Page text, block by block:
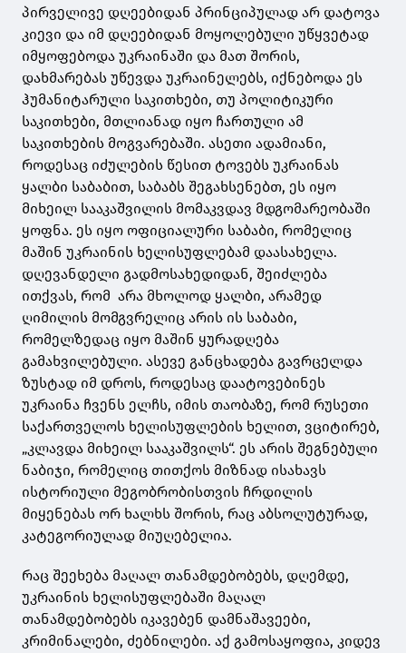
პირველივე დღეებიდან პრინციპულად არ დატოვა
კიევი და იმ დღეებიდან მოყოლებული უწყვეტად
იმყოფებოდა უკრაინაში და მათ შორის,
დახმარებას უწევდა უკრაინელებს, იქნებოდა ეს
ჰუმანიტარული საკითხები, თუ პოლიტიკური
საკითხები, მთლიანად იყო ჩართული ამ
საკითხების მოგვარებაში. ასეთი ადამიანი,
როდესაც იძულების წესით ტოვებს უკრაინას
ყალბი საბაბით, საბაბს შეგახსენებთ, ეს იყო
მიხეილ სააკაშვილის მომაკვდავ მდგომარეობაში
ყოფნა. ეს იყო ოფიციალური საბაბი, რომელიც
მაშინ უკრაინის ხელისუფლებამ დაასახელა.
დღევანდელი გადმოსახედიდან, შეიძლება
ითქვას, რომ არა მხოლოდ ყალბი, არამედ
ღიმილის მომგვრელიც არის ის საბაბი,
რომელზედაც იყო მაშინ ყურადღება
გამახვილებული. ასევე განცხადება გავრცელდა
ზუსტად იმ დროს, როდესაც დაატოვებინეს
უკრაინა ჩვენს ელჩს, იმის თაობაზე, რომ რუსეთი
საქართველოს ხელისუფლების ხელით, ვციტირებ,
„კლავდა მიხეილ სააკაშვილს“. ეს არის შეგნებული
ნაბიჯი, რომელიც თითქოს მიზნად ისახავს
ისტორიული მეგობრობისთვის ჩრდილის
მიყენებას ორ ხალხს შორის, რაც აბსოლუტურად,
კატეგორიულად მიუღებელია.
რაც შეეხება მაღალ თანამდებობებს, დღემდე,
უკრაინის ხელისუფლებაში მაღალ
თანამდებობებს იკავებენ დამნაშავეები,
კრიმინალები, ძებნილები. აქ გამოსაყოფია, კიდევ